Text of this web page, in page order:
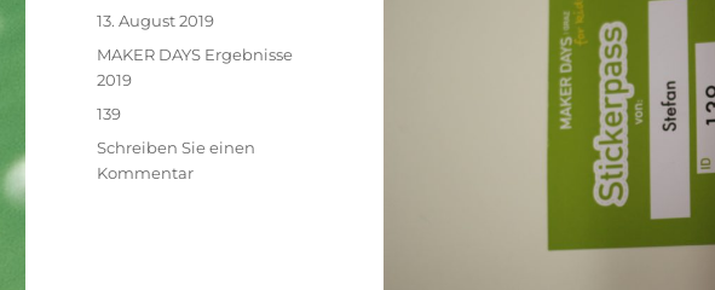
Veröffentlicht
am
13. August 2019
Kategorien
MAKER DAYS Ergebnisse
2019
Schlagwörter
139
Schreiben Sie einen
Kommentarzu